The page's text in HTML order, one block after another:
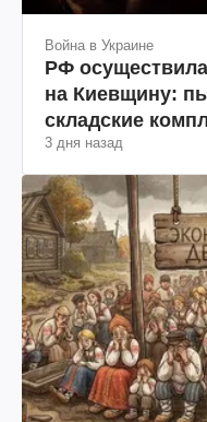
Война в Украине
РФ
на Киевщину:
складские
раненых (фото,
3 дня назад